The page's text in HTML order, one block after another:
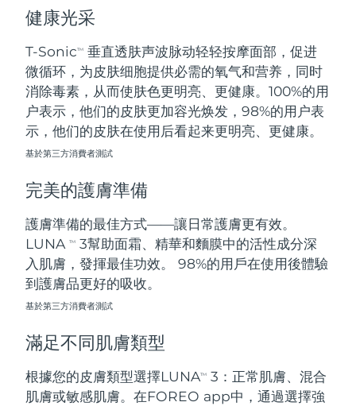
健康光采
T-SonicTM
垂直透肤声波脉动轻轻按摩面部，促进
微循环，为皮肤细胞提供必需的氧气和营养，同时
消除毒素，从而使肤色更明亮、更健康。100%的用
户表示，他们的皮肤更加容光焕发，98%的用户表
示，他们的皮肤在使用后看起来更明亮、更健康。
基於第三方消費者測試
完美的護膚準備
護膚準備的最佳方式——讓日常護膚更有效。
LUNATM
3幫助面霜、精華和麵膜中的活性成分深
入肌膚，發揮最佳功效。 98%的用戶在使用後體驗
到護膚品更好的吸收。
基於第三方消費者測試
滿足不同肌膚類型
根據您的皮膚類型選擇LUNATM
3：正常肌膚、混合
肌膚或敏感肌膚。在FOREO app中，通過選擇強
泰國
土耳其 預計送達日期09/08/2026
阿拉伯聯合大公國 預計送達日期 09/08/2026
英國 預計送達日期 08/08/2026
美國
烏茲別克
越南 預計送達日期14/08/2026